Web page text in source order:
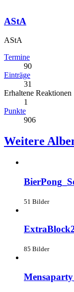
AStA
AStA
Termine
90
Einträge
31
Erhaltene Reaktionen
1
Punkte
906
Weitere
51 Bilder
85 Bilder